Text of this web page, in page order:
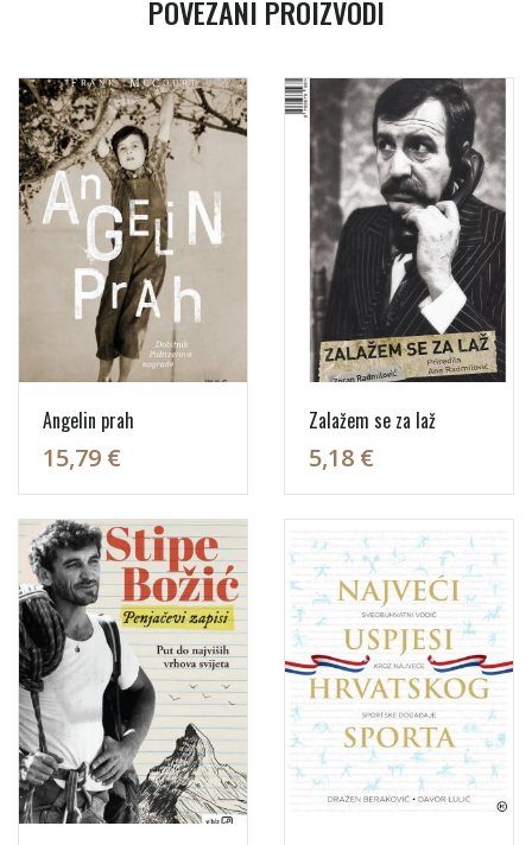
POVEZANI PROIZVODI
Angelin prah
15,79 €
Zalažem se za laž
5,18 €